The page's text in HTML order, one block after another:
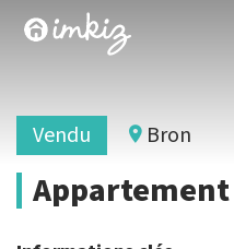
Vendu Bron
Appartement